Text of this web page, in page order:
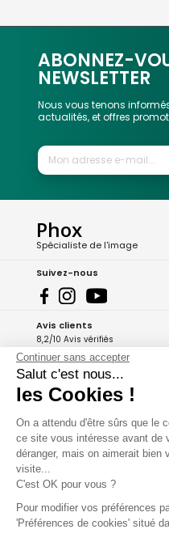
ABONNEZ-
NEWSLETTER
Nous vous tenons
actualités, et offres
Phox
Spécialiste de l'image
Suivez-nous
Avis clients
8,2/10 Avis vérifiés
L'Appli Phox
A propos de Phox
Services et garanties
Continuer sans accepter
Salut c'est nous...
les Cookies !
On a attendu d'être sûrs que le
ce site vous intéresse avant de
déranger, mais on aimerait bien
visite...
C'est OK pour vous ?
Pour modifier vos préférences
'Préférences de cookies' situé